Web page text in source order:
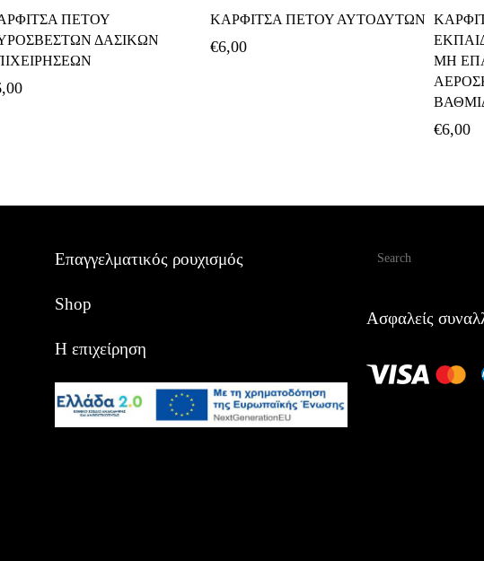
ΠΕΤΟΥ
ΔΑΣΙΚΩΝ
ΚΑΡΦΙΤΣΑ ΠΕΤΟΥ ΑΥΤΟΔΥΤΩΝ
€6,00
ΜΗ
€6,00
Επαγγελματικός ρουχισμός
Shop
Η επιχείρηση
Ασφαλείς